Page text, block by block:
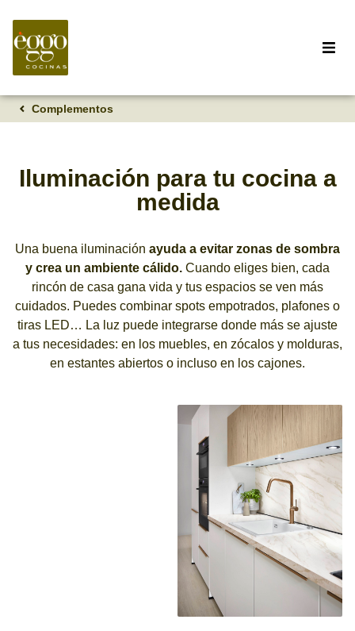
Complementos
Iluminación para tu cocina a
medida
Una buena iluminación ayuda a evitar zonas de sombra
y crea un ambiente cálido. Cuando eliges bien, cada
rincón de casa gana vida y tus espacios se ven más
cuidados. Puedes combinar spots empotrados, plafones o
tiras LED… La luz puede integrarse donde más se ajuste
a tus necesidades: en los muebles, en zócalos y molduras,
en estantes abiertos o incluso en los cajones.